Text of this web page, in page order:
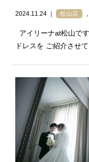
2024.11.24 ｜ 松山店
アイリーナat松山で
ドレスを ご紹介させて